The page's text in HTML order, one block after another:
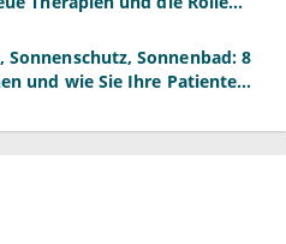
Sonnenschutz, Sonnenbad: 8
und wie Sie Ihre Patienten